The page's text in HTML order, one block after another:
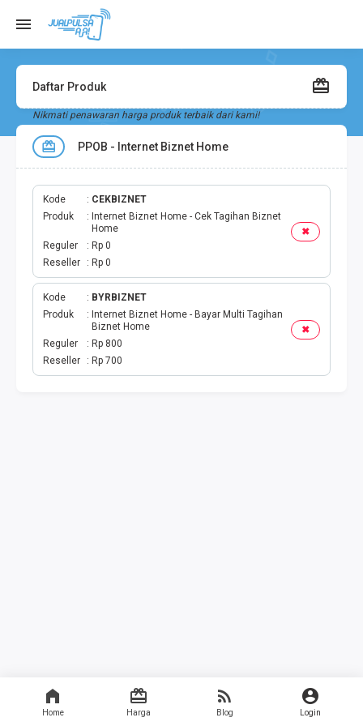
Home Harga Blog Login
Daftar Produk
Nikmati penawaran harga produk terbaik dari kami!
PPOB - Internet Biznet Home
✖
Kode
CEKBIZNET
Produk
Internet Biznet Home - Cek Tagihan Biznet
Home
Reguler
Rp 0
Reseller
Rp 0
✖
Kode
BYRBIZNET
Produk
Internet Biznet Home - Bayar Multi Tagihan
Biznet Home
Reguler
Rp 800
Reseller
Rp 700